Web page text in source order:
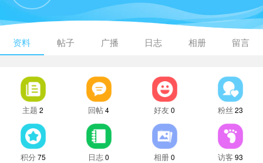
资料 帖子 广播 日志 相册 留言
主题 2 回帖4 好友0 粉丝 23
积分 75 日志0 相册0 访客 93